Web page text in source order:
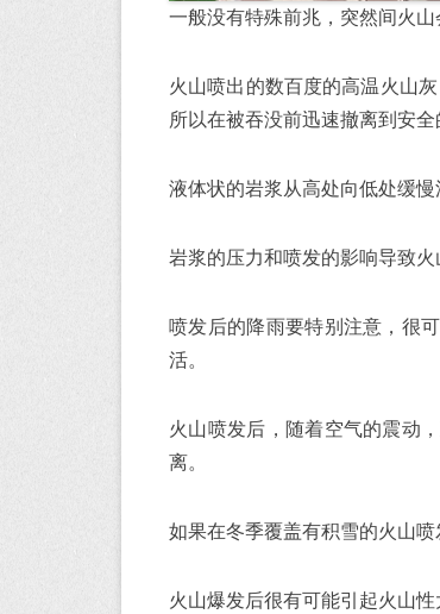
一般没有特殊前兆，突然间火
火山喷出的数百度的高温火山
所以在被吞没前迅速撤离到安全
液体状的岩浆从高处向低处缓
岩浆的压力和喷发的影响导致
喷发后的降雨要特别注意，很
活。
火山喷发后，随着空气的震动
离。
如果在冬季覆盖有积雪的火山
火山爆发后很有可能引起火山